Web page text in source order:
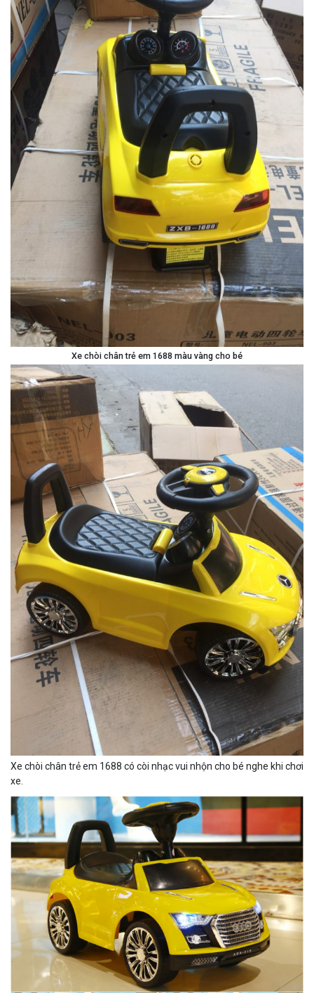
Xe chòi chân trẻ em 1688 màu vàng cho bé
Xe chòi chân trẻ em 1688 có còi nhạc vui nhộn cho bé nghe khi chơi
xe.